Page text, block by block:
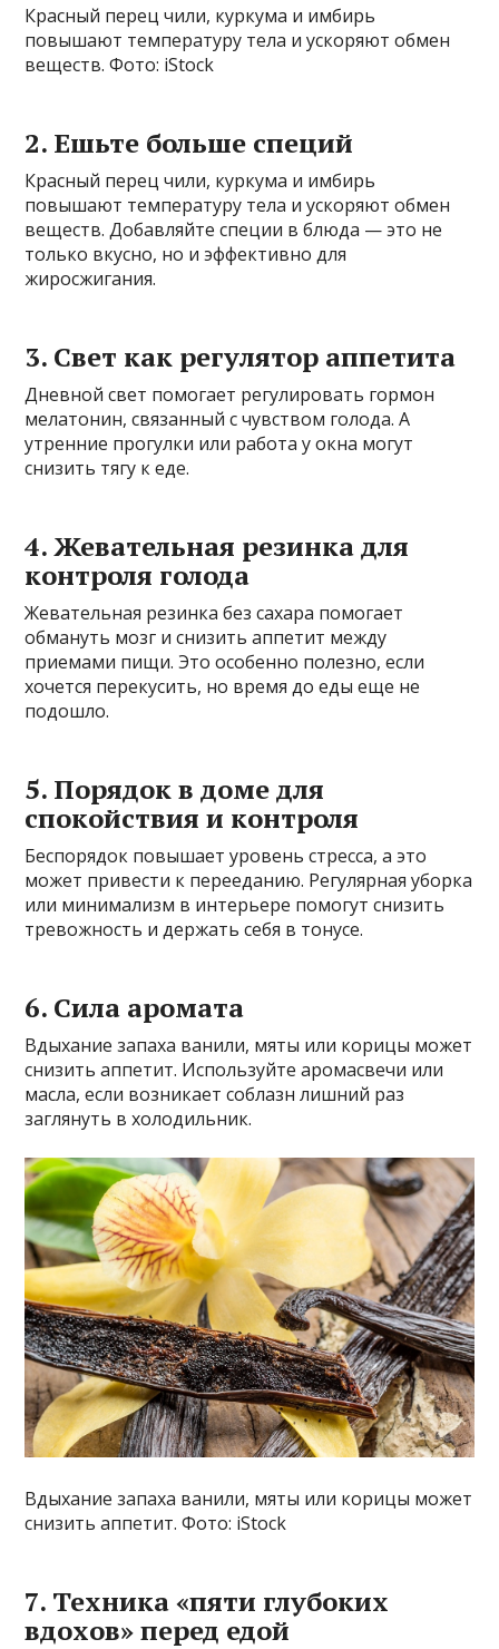
Красный перец чили, куркума и имбирь
повышают температуру тела и ускоряют обмен
веществ. Фото: iStock
2. Ешьте больше специй
Красный перец чили, куркума и имбирь
повышают температуру тела и ускоряют обмен
веществ. Добавляйте специи в блюда — это не
только вкусно, но и эффективно для
жиросжигания.
3. Свет как регулятор аппетита
Дневной свет помогает регулировать гормон
мелатонин, связанный с чувством голода. А
утренние прогулки или работа у окна могут
снизить тягу к еде.
4. Жевательная резинка для
контроля голода
Жевательная резинка без сахара помогает
обмануть мозг и снизить аппетит между
приемами пищи. Это особенно полезно, если
хочется перекусить, но время до еды еще не
подошло.
5. Порядок в доме для
спокойствия и контроля
Беспорядок повышает уровень стресса, а это
может привести к перееданию. Регулярная уборка
или минимализм в интерьере помогут снизить
тревожность и держать себя в тонусе.
6. Сила аромата
Вдыхание запаха ванили, мяты или корицы может
снизить аппетит. Используйте аромасвечи или
масла, если возникает соблазн лишний раз
заглянуть в холодильник.
Вдыхание запаха ванили, мяты или корицы может
снизить аппетит. Фото: iStock
7. Техника «пяти глубоких
вдохов» перед едой